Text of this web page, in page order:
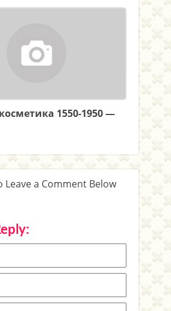
1550-1950 —
Leave a Comment Below